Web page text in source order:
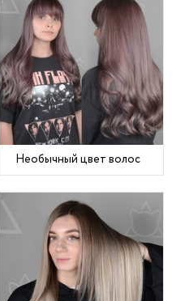
Необычный цвет волос